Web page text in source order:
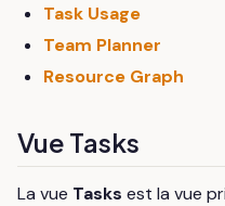
Task Usage
Team Planner
Resource Graph
Vue Tasks
La vue Tasks est la vue